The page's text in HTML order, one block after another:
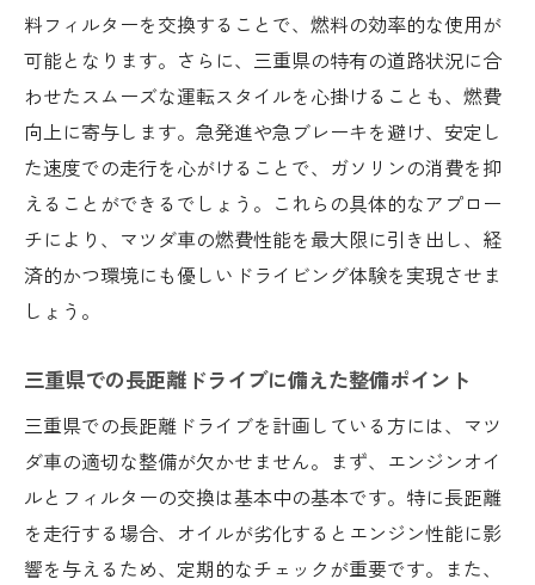
料フィルターを交換することで、燃料の効率的な使用が
可能となります。さらに、三重県の特有の道路状況に合
わせたスムーズな運転スタイルを心掛けることも、燃費
向上に寄与します。急発進や急ブレーキを避け、安定し
た速度での走行を心がけることで、ガソリンの消費を抑
えることができるでしょう。これらの具体的なアプロー
チにより、マツダ車の燃費性能を最大限に引き出し、経
済的かつ環境にも優しいドライビング体験を実現させま
しょう。
三重県での長距離ドライブに備えた整備ポイント
三重県での長距離ドライブを計画している方には、マツ
ダ車の適切な整備が欠かせません。まず、エンジンオイ
ルとフィルターの交換は基本中の基本です。特に長距離
を走行する場合、オイルが劣化するとエンジン性能に影
響を与えるため、定期的なチェックが重要です。また、